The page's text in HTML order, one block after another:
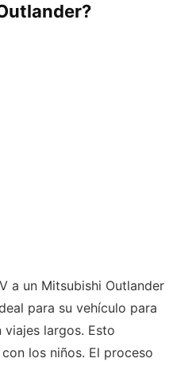
a un Mitsubishi Outlander
para su vehículo para
viajes largos. Esto
los niños. El proceso